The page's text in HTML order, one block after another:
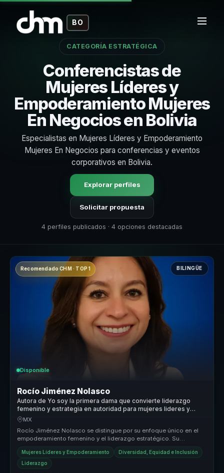
BO
CATEGORÍA ESTRATÉGICA
Conferencistas de
Mujeres Líderes y
Empoderamiento Mujeres
En Negocios en Bolivia
Especialistas en Mujeres Líderes y Empoderamiento
Mujeres En Negocios para conferencias y eventos
corporativos en Bolivia.
Explorar perfiles
Solicitar propuesta
4 perfiles publicados · 4 opciones destacadas
Recomendado CHM · TOP 1 BILINGÜE
Disponible
Rocío Jiménez Nolasco
Autora de Yo soy la primera dama que convierte liderazgo
femenino y estrategia en autoridad para mujeres lideres y
organizaciones.
MX
Rocío Jiménez Nolasco se distingue por su enfoque único en el
empoderamiento femenino y el liderazgo estratégico. Su
capacidad para trans...
Mujeres Líderes y Empoderamiento Diversidad, Equidad e Inclusión
Liderazgo